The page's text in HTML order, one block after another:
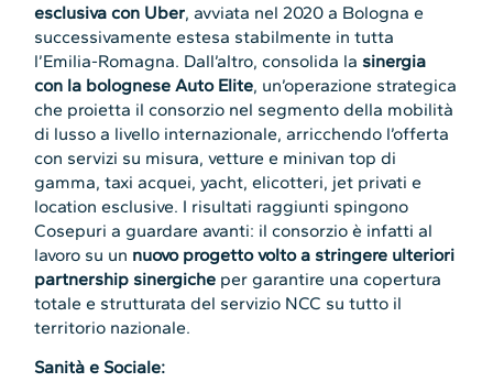
esclusiva con Uber, avviata nel 2020 a Bologna e
successivamente estesa stabilmente in tutta
l’Emilia-Romagna. Dall’altro, consolida la sinergia
con la bolognese Auto Elite, un’operazione strategica
che proietta il consorzio nel segmento della mobilità
di lusso a livello internazionale, arricchendo l’offerta
con servizi su misura, vetture e minivan top di
gamma, taxi acquei, yacht, elicotteri, jet privati e
location esclusive. I risultati raggiunti spingono
Cosepuri a guardare avanti: il consorzio è infatti al
lavoro su un nuovo progetto volto a stringere ulteriori
partnership sinergiche per garantire una copertura
totale e strutturata del servizio NCC su tutto il
territorio nazionale.
Sanità e Sociale: